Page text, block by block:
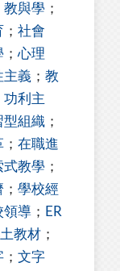
教與學 ；
； 社會
；心理
主義 ； 教
功利主
型組織 ；
； 在職進
式教學 ；
； 學校經
領導 ； ER
教材 ；
； 文字